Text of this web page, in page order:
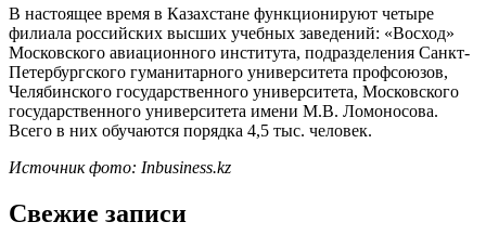
В настоящее время в Казахстане функционируют четыре
филиала российских высших учебных заведений: «Восход»
Московского авиационного института, подразделения Санкт-
Петербургского гуманитарного университета профсоюзов,
Челябинского государственного университета, Московского
государственного университета имени М.В. Ломоносова.
Всего в них обучаются порядка 4,5 тыс. человек.
Источник фото: Inbusiness.kz
Свежие записи